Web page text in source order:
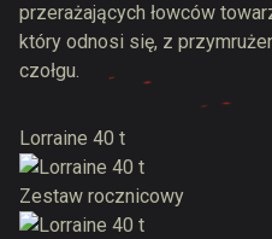
przerażających łowców
który odnosi się, z
czołgu.
Lorraine 40 t
Zestaw rocznicowy